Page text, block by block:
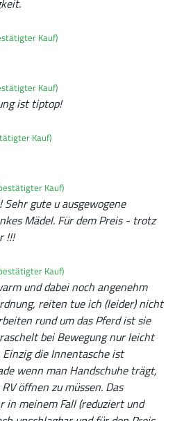
Kauf)
Kauf)
ist tiptop!
Kauf)
Kauf)
gute u ausgewogene
Mädel. Für dem Preis - trotz
!!!
Kauf)
und dabei noch angenehm
reiten tue ich (leider) nicht
rund um das Pferd ist sie
bei Bewegung nur leicht
die Innentasche ist
wenn man Handschuhe trägt,
öffnen zu müssen. Das
meinem Fall (reduziert und